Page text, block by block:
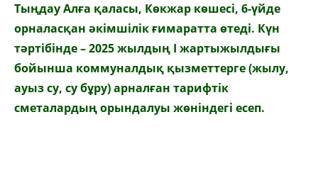
Тыңдау Алға қаласы, Көкжар көшесі, 6-үйде
орналасқан әкімшілік ғимаратта өтеді. Күн
тәртібінде – 2025 жылдың І жартыжылдығы
бойынша коммуналдық қызметтерге (жылу,
ауыз су, су бұру) арналған тарифтік
сметалардың орындалуы жөніндегі есеп.